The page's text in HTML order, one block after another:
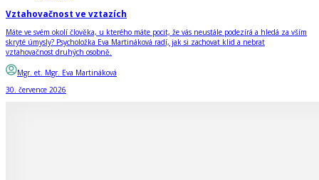
Vztahovačnost ve vztazích
Máte ve svém okolí člověka, u kterého máte pocit, že vás neustále podezírá a hledá za vším
skryté úmysly? Psycholožka Eva Martináková radí, jak si zachovat klid a nebrat
vztahovačnost druhých osobně.
Mgr. et. Mgr. Eva Martináková
30. července 2026